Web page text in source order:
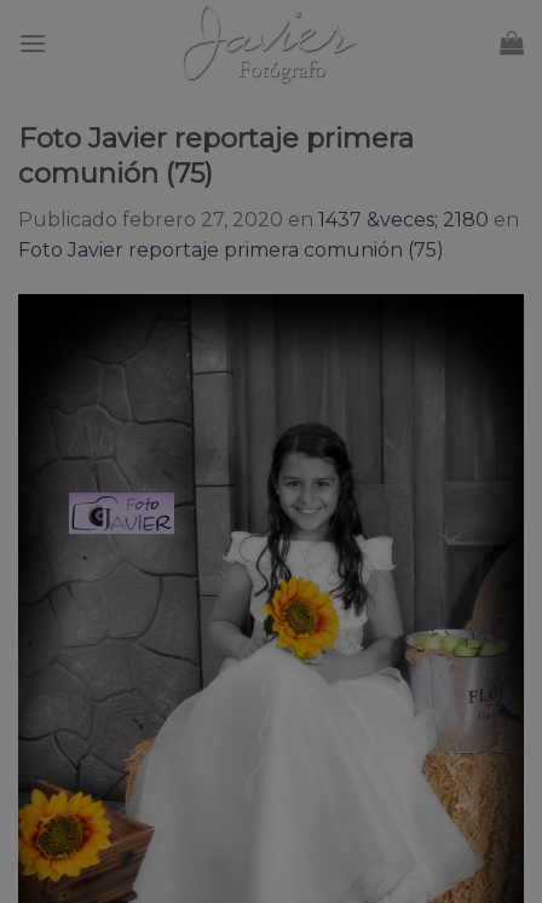
Foto Javier reportaje primera
comunión (75)
Publicado febrero 27, 2020 en 1437 &veces; 2180 en
Foto Javier reportaje primera comunión (75)